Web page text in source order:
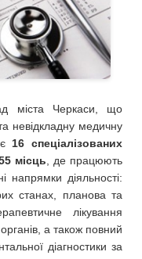
міста Черкаси, що
невідкладну медичну
16 спеціалізованих
місць , де працюють
напрямки діяльності:
станах, планова та
лікування
а також повний
діагностики за